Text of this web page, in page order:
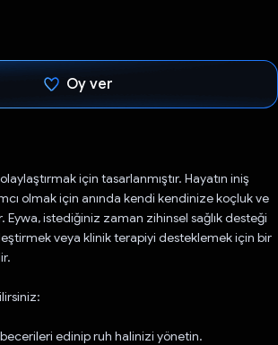
Oy ver
için tasarlanmıştır. Hayatın iniş
olmak için anında kendi kendinize koçluk ve
Eywa, istediğiniz zaman zihinsel sağlık desteği
veya klinik terapiyi desteklemek için bir
edinip ruh halinizi yönetin.